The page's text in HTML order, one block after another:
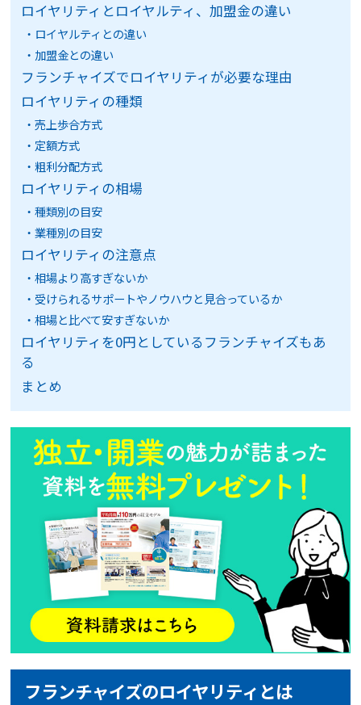
ロイヤリティとロイヤルティ、加盟金の違い
ロイヤルティとの違い
加盟金との違い
フランチャイズでロイヤリティが必要な理由
ロイヤリティの種類
売上歩合方式
定額方式
粗利分配方式
ロイヤリティの相場
種類別の目安
業種別の目安
ロイヤリティの注意点
相場より高すぎないか
受けられるサポートやノウハウと見合っているか
相場と比べて安すぎないか
ロイヤリティを0円としているフランチャイズもあ
る
まとめ
フランチャイズのロイヤリティとは